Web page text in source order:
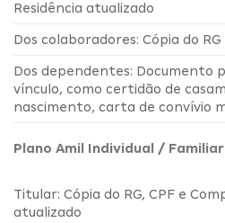
Residência atualizado
Dos colaboradores: Cópia do RG
Dos dependentes: Documento
vínculo, como certidão de
nascimento, carta de convívio
Plano Amil Individual / Familiar
Titular: Cópia do RG, CPF e
atualizado